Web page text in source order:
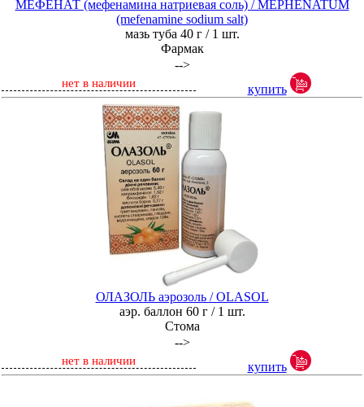
МЕФЕНАТ (мефенамина натриевая соль) / MEPHENATUM
(mefenamine sodium salt)
мазь туба 40 г / 1 шт.
Фармак
-->
нет в наличии купить
ОЛАЗОЛЬ аэрозоль / OLASOL
аэр. баллон 60 г / 1 шт.
Стома
-->
нет в наличии купить